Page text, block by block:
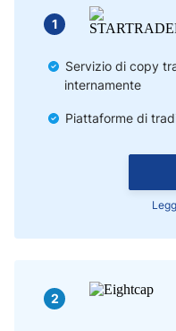
1
Servizio di copy
internamente
Piattaforme di
2